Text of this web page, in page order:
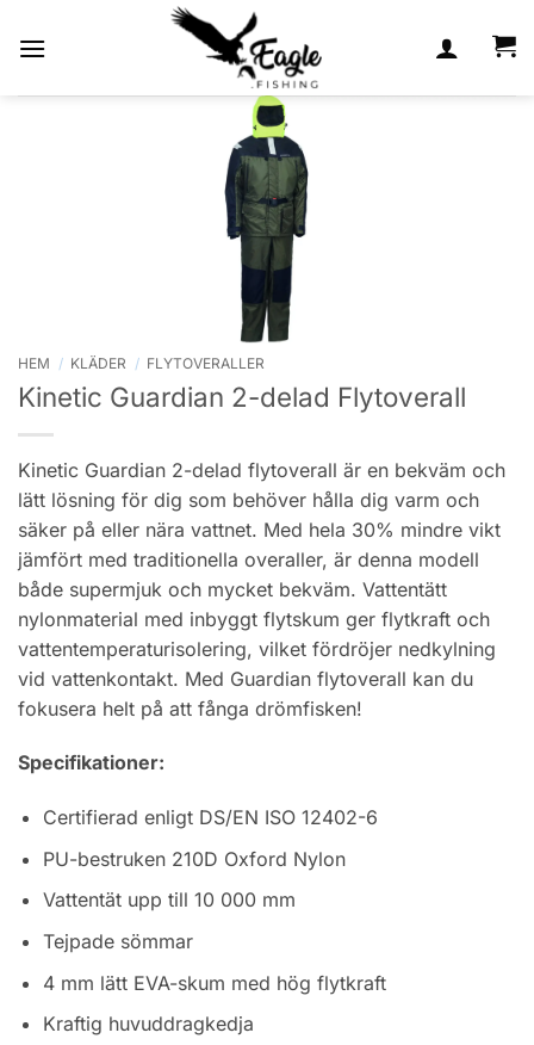
HEM / KLÄDER / FLYTOVERALLER
Kinetic Guardian 2-delad Flytoverall
Kinetic Guardian 2-delad flytoverall är en bekväm och
lätt lösning för dig som behöver hålla dig varm och
säker på eller nära vattnet. Med hela 30% mindre vikt
jämfört med traditionella overaller, är denna modell
både supermjuk och mycket bekväm. Vattentätt
nylonmaterial med inbyggt flytskum ger flytkraft och
vattentemperaturisolering, vilket fördröjer nedkylning
vid vattenkontakt. Med Guardian flytoverall kan du
fokusera helt på att fånga drömfisken!
Specifikationer:
Certifierad enligt DS/EN ISO 12402-6
PU-bestruken 210D Oxford Nylon
Vattentät upp till 10 000 mm
Tejpade sömmar
4 mm lätt EVA-skum med hög flytkraft
Kraftig huvuddragkedja